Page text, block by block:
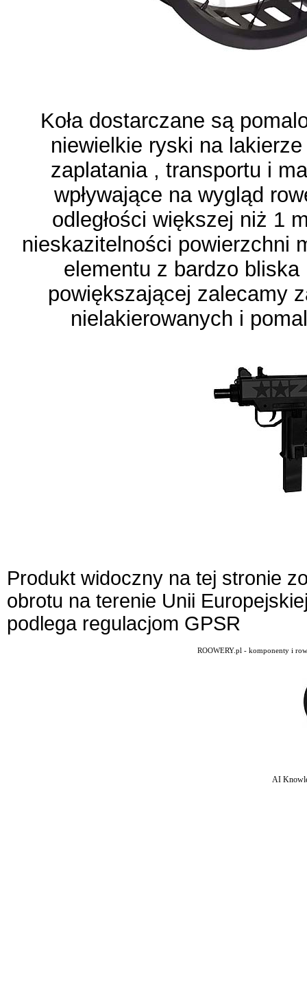
Koła dostarczane są
niewielkie ryski na
zaplatania , transportu i
wpływające na wygląd
odległości większej niż 1
nieskazitelności powierzchni
elementu z bardzo
powiększającej zalecamy
nielakierowanych i
Produkt widoczny na tej stronie
obrotu na terenie Unii
podlega regulacjom GPSR
ROOWERY.pl - komponenty i
AI